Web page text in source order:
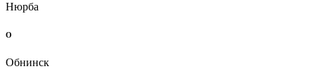
Нюрба
О
Обнинск